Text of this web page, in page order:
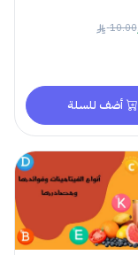
10.00
أضف للسلة